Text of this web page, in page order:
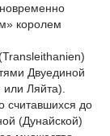
королем
Двуединой
Ляйта).
считавшихся до
(Дунайской)